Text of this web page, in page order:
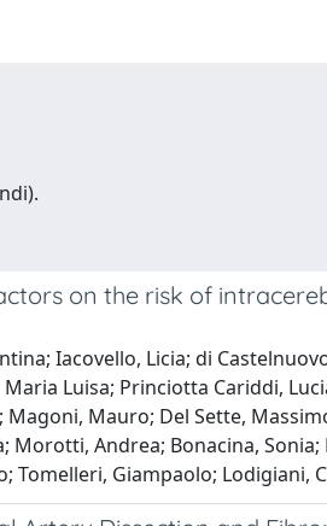
on the risk of
Iacovello, Licia; di
Luisa; Princiotta Cariddi,
Mauro; Del Sette,
Morotti, Andrea; Bonacina,
Tomelleri, Giampaolo;